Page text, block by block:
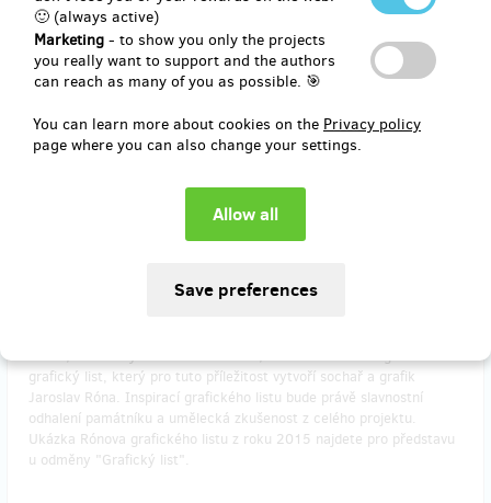
🙂 (always active)
Marketing - to show you only the projects
you really want to support and the authors
can reach as many of you as possible. 🎯
You can learn more about cookies on the Privacy policy
page where you can also change your settings.
(CZK 8,000)
remaining 6from 10
Účast na odhalení památníku a grafický list
Slavnostní odhalení památníku dne 7. září 2022 bude významnou
Rónovými bude jistě velice příjemné. Zahájení se uskuteční v rámci
grafický list, který pro tuto příležitost vytvoří sochař a grafik
Jaroslav Róna. Inspirací grafického listu bude právě slavnostní
odhalení památníku a umělecká zkušenost z celého projektu.
Ukázka Rónova grafického listu z roku 2015 najdete pro představu
u odměny "Grafický list".